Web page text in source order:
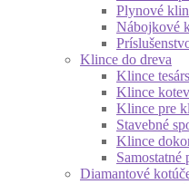
Plynové
Nábojkové
Klince do dreva
Klince
Klince
Klince pre
Stavebné
Klince
Samostatné
Diamantové